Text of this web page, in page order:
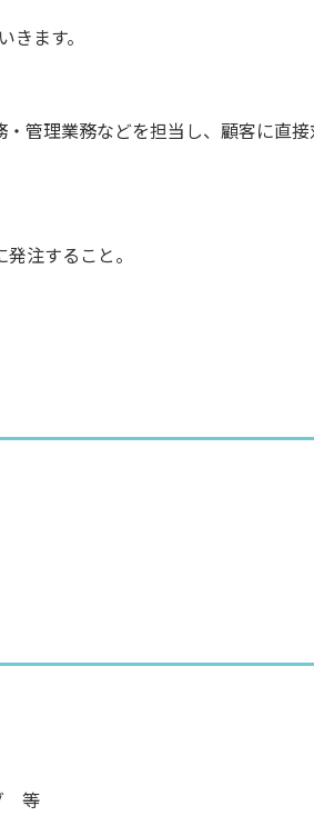
ます。
管理業務などを担当し、顧客に直接
注すること。
等